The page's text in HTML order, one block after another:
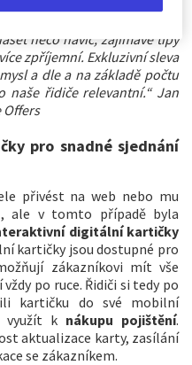
něco navíc, zajímavé tipy
zpříjemní. Exkluzivní sleva
a dle a na základě počtu
naše řidiče relevantní.“ Jan
Offers
pro snadné sjednání
přivést na web nebo mu
ale v tomto případě byla
digitální kartičky
kartičky jsou dostupné pro
zákazníkovi mít vše
po ruce. Řidiči si tedy po
kartičku do své mobilní
využít k nákupu pojištění.
aktualizace karty, zasílání
se zákazníkem.